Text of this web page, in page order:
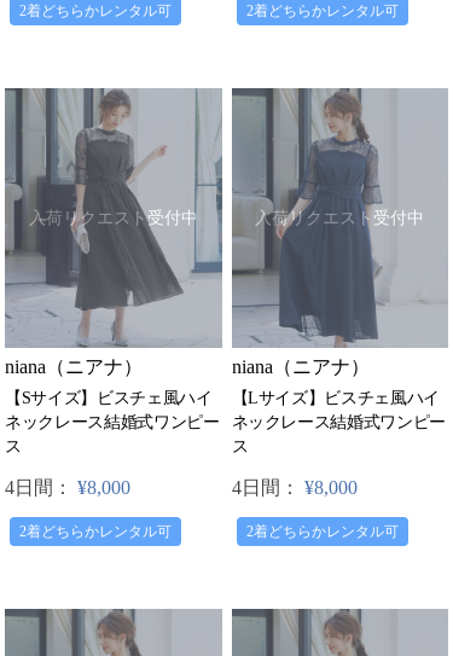
2着どちらかレンタル可 2着どちらかレンタル可
入荷リクエスト受付中
niana（ニアナ）
【Sサイズ】ビスチェ風ハイ
ネックレース結婚式ワンピー
ス
4日間： ¥8,000
2着どちらかレンタル可
入荷リクエスト受付中
niana（ニアナ）
【Lサイズ】ビスチェ風ハイ
ネックレース結婚式ワンピー
ス
4日間： ¥8,000
2着どちらかレンタル可